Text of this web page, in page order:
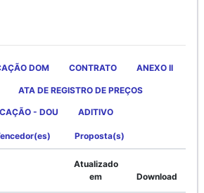
DOM CONTRATO ANEXO II
ATA DE REGISTRO DE PREÇOS
- DOU ADITIVO
Proposta(s)
Atualizado
em
Download